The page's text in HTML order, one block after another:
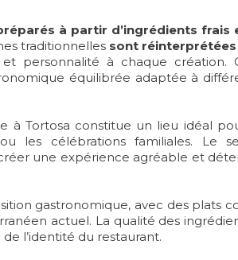
à partir d’ingrédients frais
traditionnelles sont réinterprétées
personnalité à chaque création.
équilibrée adaptée à
à Tortosa constitue un lieu idéal
les célébrations familiales. Le
une expérience agréable et
gastronomique, avec des plats
actuel. La qualité des
l’identité du restaurant.